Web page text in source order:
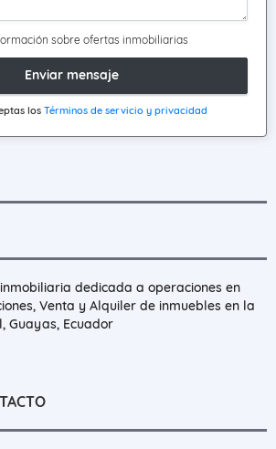
sobre ofertas inmobiliarias
Enviar mensaje
los Términos de servicio y privacidad
dedicada a operaciones en
Venta y Alquiler de inmuebles en la
Guayas, Ecuador